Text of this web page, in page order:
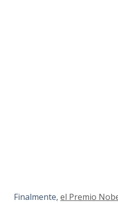
Finalmente, el Premio